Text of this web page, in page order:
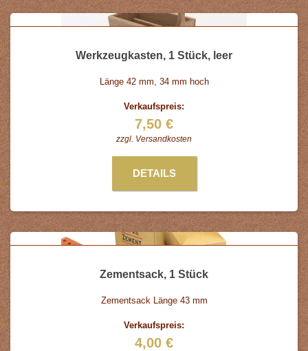
Werkzeugkasten, 1 Stück, leer
Länge 42 mm, 34 mm hoch
Verkaufspreis:
7,50 €
zzgl. Versandkosten
DETAILS
Zementsack, 1 Stück
Zementsack Länge 43 mm
Verkaufspreis:
4,00 €